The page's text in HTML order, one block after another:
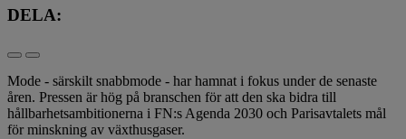
DELA:
Mode - särskilt snabbmode - har hamnat i fokus under de senaste
åren. Pressen är hög på branschen för att den ska bidra till
hållbarhetsambitionerna i FN:s Agenda 2030 och Parisavtalets mål
för minskning av växthusgaser.